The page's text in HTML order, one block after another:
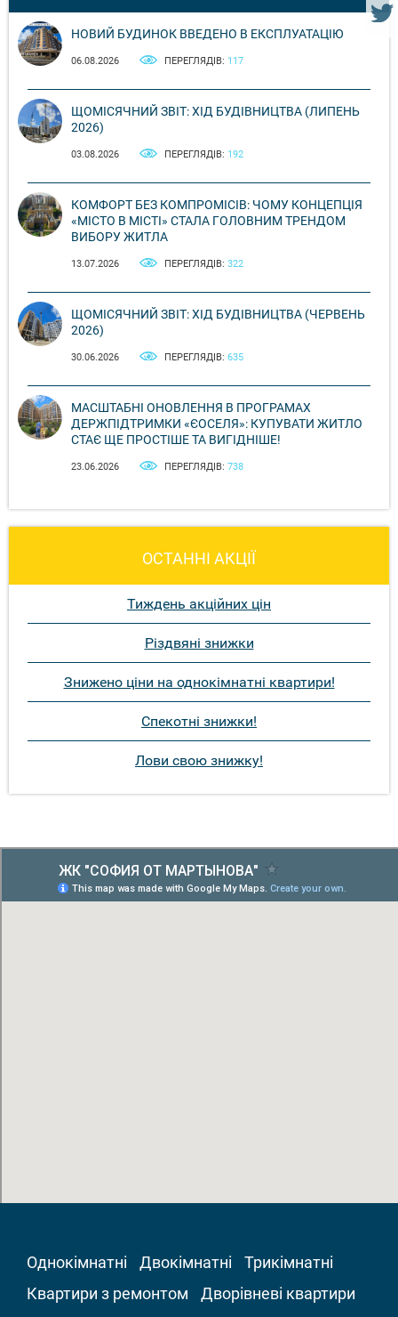
НОВИЙ БУДИНОК ВВЕДЕНО В ЕКСПЛУАТАЦІЮ
06.08.2026 ПЕРЕГЛЯДІВ: 117
ЩОМІСЯЧНИЙ ЗВІТ: ХІД БУДІВНИЦТВА (ЛИПЕНЬ
2026)
03.08.2026 ПЕРЕГЛЯДІВ: 192
КОМФОРТ БЕЗ КОМПРОМІСІВ: ЧОМУ КОНЦЕПЦІЯ
«МІСТО В МІСТІ» СТАЛА ГОЛОВНИМ ТРЕНДОМ
ВИБОРУ ЖИТЛА
13.07.2026 ПЕРЕГЛЯДІВ: 322
ЩОМІСЯЧНИЙ ЗВІТ: ХІД БУДІВНИЦТВА (ЧЕРВЕНЬ
2026)
30.06.2026 ПЕРЕГЛЯДІВ: 635
МАСШТАБНІ ОНОВЛЕННЯ В ПРОГРАМАХ
ДЕРЖПІДТРИМКИ «ЄОСЕЛЯ»: КУПУВАТИ ЖИТЛО
СТАЄ ЩЕ ПРОСТІШЕ ТА ВИГІДНІШЕ!
23.06.2026 ПЕРЕГЛЯДІВ: 738
ОСТАННІ АКЦІЇ
Тиждень акційних цін
Різдвяні знижки
Знижено ціни на однокімнатні квартири!
Спекотні знижки!
Лови свою знижку!
Однокімнатні Двокімнатні
Трикімнатні
Квартири з ремонтом
Дворівневі квартири